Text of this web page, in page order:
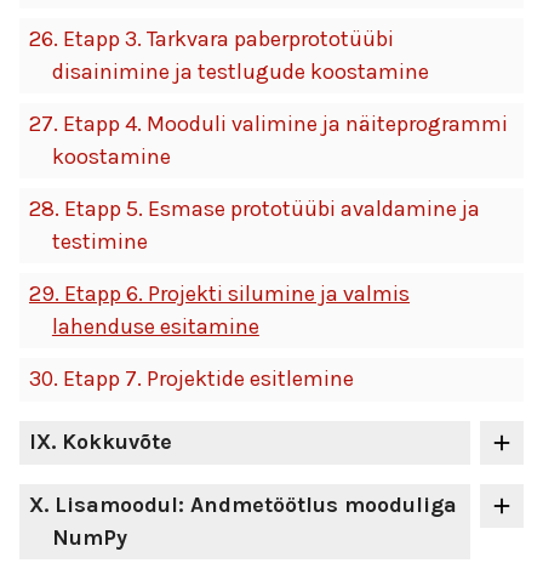
26. Etapp 3. Tarkvara paberprototüübi
disainimine ja testlugude koostamine
27. Etapp 4. Mooduli valimine ja näiteprogrammi
koostamine
28. Etapp 5. Esmase prototüübi avaldamine ja
testimine
29. Etapp 6. Projekti silumine ja valmis
lahenduse esitamine
30. Etapp 7. Projektide esitlemine
IX. Kokkuvõte
X. Lisamoodul: Andmetöötlus mooduliga
NumPy